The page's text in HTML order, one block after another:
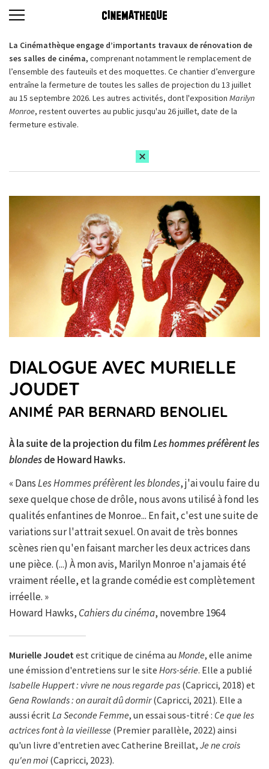
La Cinémathèque engage d’importants travaux de rénovation de
ses salles de cinéma, comprenant notamment le remplacement de
l’ensemble des fauteuils et des moquettes. Ce chantier d’envergure
entraîne la fermeture de toutes les salles de projection du 13 juillet
au 15 septembre 2026. Les autres activités, dont l'exposition Marilyn
Monroe, restent ouvertes au public jusqu'au 26 juillet, date de la
fermeture estivale.
DIALOGUE AVEC MURIELLE
JOUDET
ANIMÉ PAR BERNARD BENOLIEL
À la suite de la projection du filmLes hommes préfèrent les
blondesde Howard Hawks.
« DansLes Hommes préfèrent les blondes, j'ai voulu faire du
sexe quelque chose de drôle, nous avons utilisé à fond les
qualités enfantines de Monroe... En fait, c'est une suite de
variations sur l'attrait sexuel. On avait de très bonnes
scènes rien qu'en faisant marcher les deux actrices dans
une pièce. (...) À mon avis, Marilyn Monroe n'a jamais été
vraiment réelle, et la grande comédie est complètement
irréelle. »
Howard Hawks, Cahiers du cinéma, novembre 1964
Murielle Joudetest critique de cinéma au Monde, elle anime
une émission d'entretiens sur le site Hors-série. Elle a publié
Isabelle Huppert : vivre ne nous regarde pas (Capricci, 2018) et
Gena Rowlands : on aurait dû dormir(Capricci, 2021). Elle a
aussi écritLa Seconde Femme, un essai sous-titré : Ce que les
actrices font à la vieillesse (Premier parallèle, 2022) ainsi
qu'un livre d'entretien avec Catherine Breillat, Je ne crois
qu'en moi (Capricci, 2023).